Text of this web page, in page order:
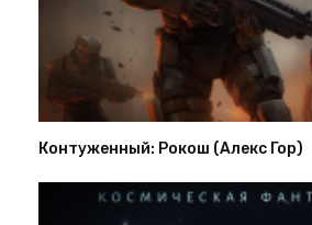
Контуженный: Рокош (Алекс Гор)